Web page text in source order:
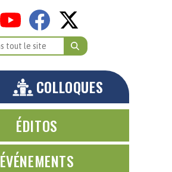
COLLOQUES
ÉDITOS
ÉVÉNEMENTS